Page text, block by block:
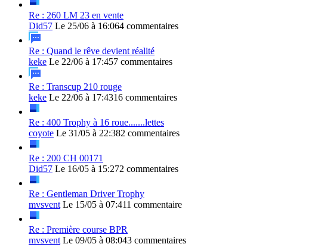
Re : 260 LM 23 en vente
Did57 Le 25/06 à 16:064 commentaires
Re : Quand le rêve devient réalité
keke Le 22/06 à 17:457 commentaires
Re : Transcup 210 rouge
keke Le 22/06 à 17:4316 commentaires
Re : 400 Trophy à 16 roue.......lettes
coyote Le 31/05 à 22:382 commentaires
Re : 200 CH 00171
Did57 Le 16/05 à 15:272 commentaires
Re : Gentleman Driver Trophy
mvsvent Le 15/05 à 07:411 commentaire
Re : Première course BPR
mvsvent Le 09/05 à 08:043 commentaires